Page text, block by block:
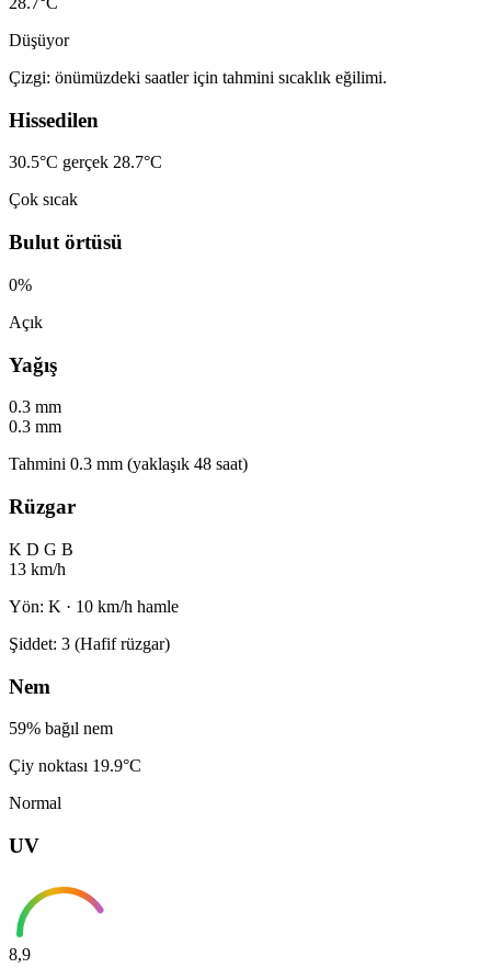
Düşüyor
Çizgi: önümüzdeki saatler için tahmini sıcaklık eğilimi.
Hissedilen
30.5°C gerçek 28.7°C
Çok sıcak
Bulut örtüsü
0%
Açık
Yağış
0.3 mm
0.3 mm
Tahmini 0.3 mm (yaklaşık 48 saat)
Rüzgar
K D G B
13 km/h
Yön: K · 10 km/h hamle
Şiddet: 3 (Hafif rüzgar)
Nem
59% bağıl nem
Çiy noktası 19.9°C
Normal
UV
8,9